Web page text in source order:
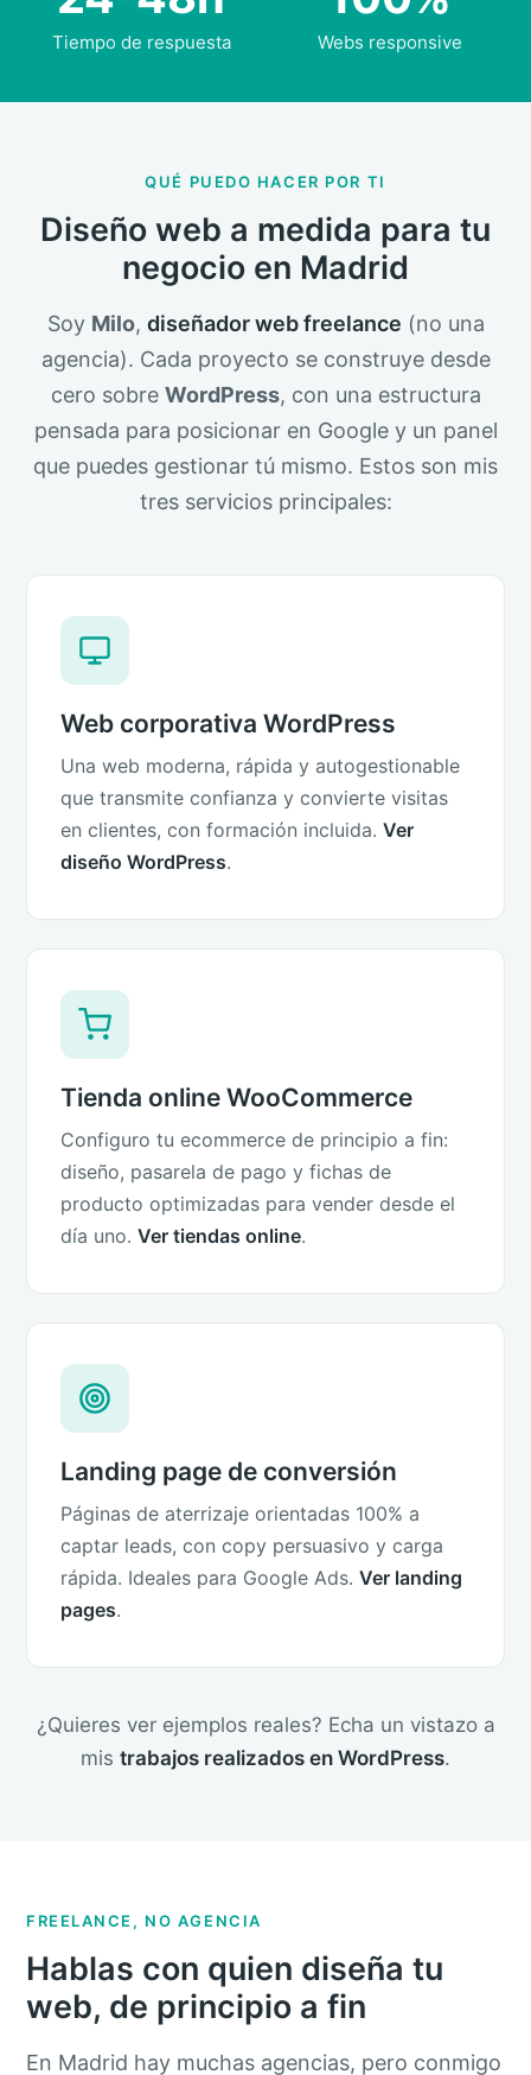
Tiempo de respuesta Webs responsive
QUÉ PUEDO HACER POR TI
Diseño web a medida para tu
negocio en Madrid
Soy Milo, diseñador web freelance (no una
agencia). Cada proyecto se construye desde
cero sobre WordPress, con una estructura
pensada para posicionar en Google y un panel
que puedes gestionar tú mismo. Estos son mis
tres servicios principales:
Web corporativa WordPress
Una web moderna, rápida y autogestionable
que transmite confianza y convierte visitas
en clientes, con formación incluida. Ver
diseño WordPress.
Tienda online WooCommerce
Configuro tu ecommerce de principio a fin:
diseño, pasarela de pago y fichas de
producto optimizadas para vender desde el
día uno. Ver tiendas online.
Landing page de conversión
Páginas de aterrizaje orientadas 100% a
captar leads, con copy persuasivo y carga
rápida. Ideales para Google Ads. Ver landing
pages.
¿Quieres ver ejemplos reales? Echa un vistazo a
mis trabajos realizados en WordPress.
FREELANCE, NO AGENCIA
Hablas con quien diseña tu
web, de principio a fin
En Madrid hay muchas agencias, pero conmigo